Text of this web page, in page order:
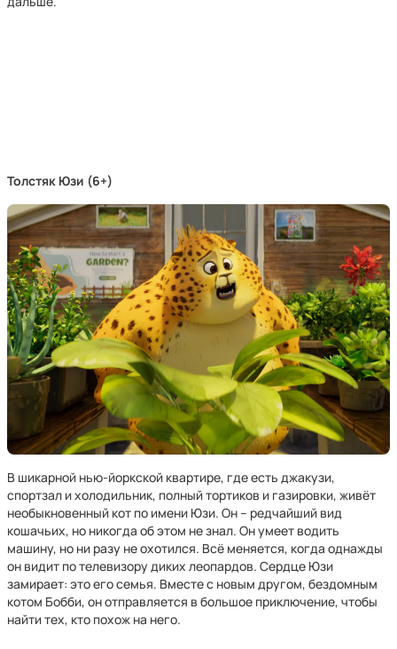
Толстяк Юзи (6+)
В шикарной нью-йоркской квартире, где есть джакузи,
спортзал и холодильник, полный тортиков и газировки, живёт
необыкновенный кот по имени Юзи. Он – редчайший вид
кошачьих, но никогда об этом не знал. Он умеет водить
машину, но ни разу не охотился. Всё меняется, когда однажды
он видит по телевизору диких леопардов. Сердце Юзи
замирает: это его семья. Вместе с новым другом, бездомным
котом Бобби, он отправляется в большое приключение, чтобы
найти тех, кто похож на него.